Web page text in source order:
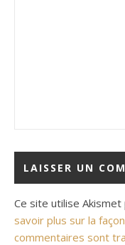
Ce site utilise
savoir plus sur la
commentaires sont